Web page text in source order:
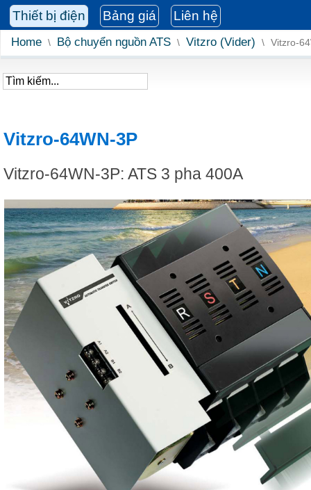
Thiết bị điện Bảng giá Liên hệ
Home \ Bộ chuyển nguồn ATS \ Vitzro (Vider) \ Vitzro-
Vitzro-64WN-3P
Vitzro-64WN-3P: ATS 3 pha 400A